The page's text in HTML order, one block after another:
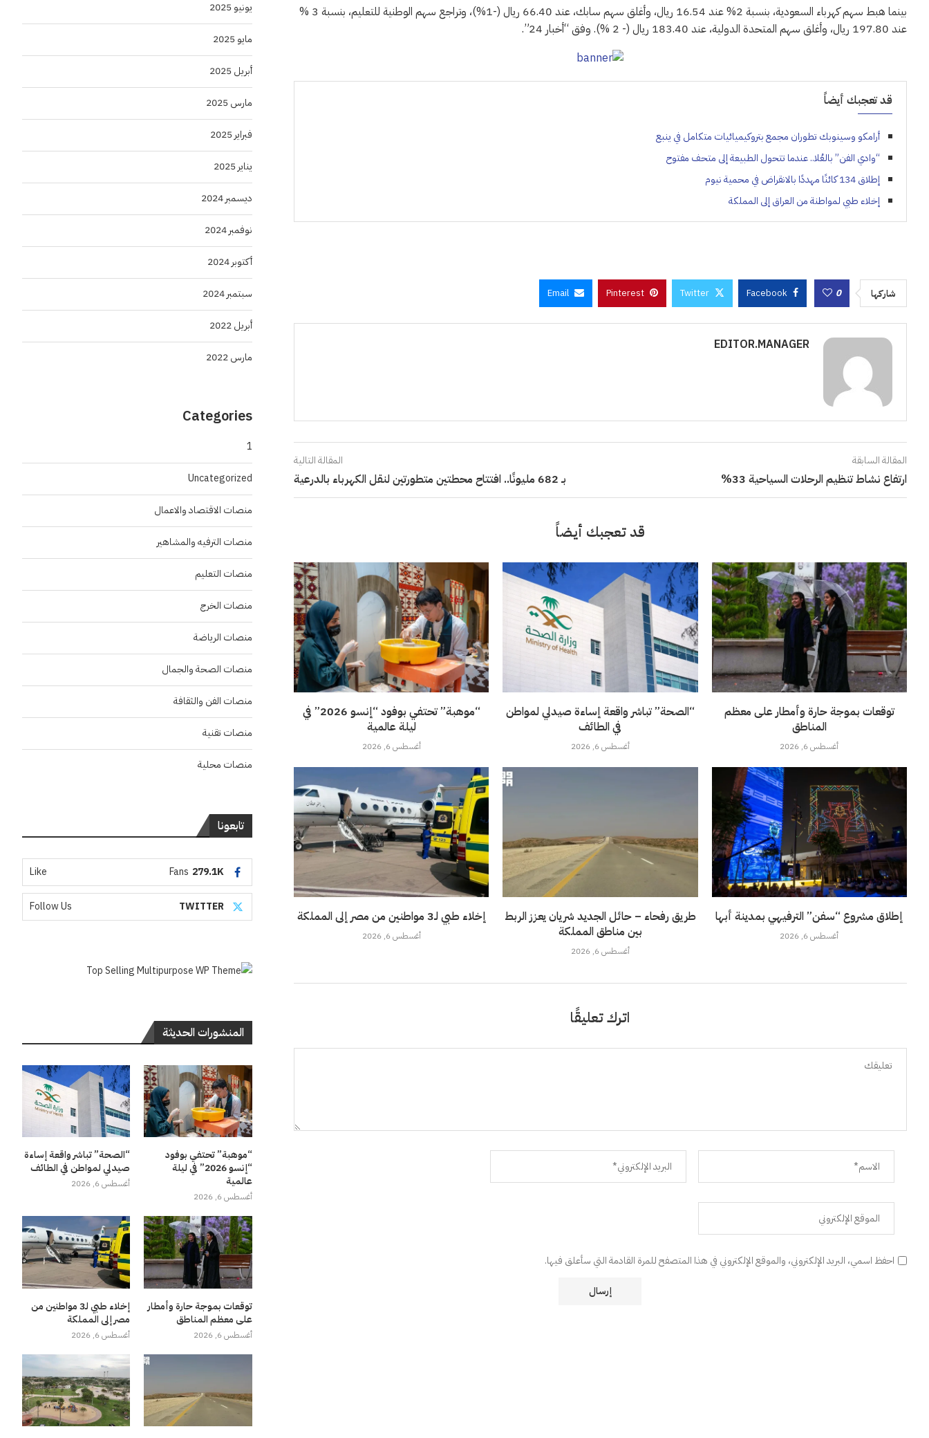
بينما هبط سهم كهرباء السعودية، بنسبة 2% عند 16.54 ريال، وأغلق سهم سابك، عند 66.40 ريال (-1%)، وتراجع سهم الوطنية للتعليم، بنسبة 3 %
عند 197.80 ريال، وأغلق سهم المتحدة الدولية، عند 183.40 ريال (- 2 %). وفق “أخبار 24”.
قد تعجبك أيضاً
أرامكو وسينوبك تطوران مجمع بتروكيميائيات متكامل في ينبع
“وادي الفن” بالعُلا.. عندما تتحول الطبيعة إلى متحف مفتوح
إطلاق 134 كائنًا مهددًا بالانقراض في محمية نيوم
إخلاء طبي لمواطنة من العراق إلى المملكة
شاركها 0
Facebook
Twitter
Pinterest
Email
EDITOR.MANAGER
المقالة السابقة
ارتفاع نشاط تنظيم الرحلات السياحية 33%
المقالة التالية
بـ 682 مليونًا.. افتتاح محطتين متطورتين لنقل الكهرباء بالدرعية
قد تعجبك أيضاً
“موهبة” تحتفي بوفود “إنسو 2026” في
ليلة عالمية
أغسطس 6, 2026
“الصحة” تباشر واقعة إساءة صيدلي لمواطن
في الطائف
أغسطس 6, 2026
توقعات بموجة حارة وأمطار على معظم
المناطق
أغسطس 6, 2026
إخلاء طبي لـ3 مواطنين من مصر إلى المملكة
أغسطس 6, 2026
طريق رفحاء – حائل الجديد شريان يعزز الربط
بين مناطق المملكة
أغسطس 6, 2026
إطلاق مشروع “سفن” الترفيهي بمدينة أبها
أغسطس 6, 2026
اترك تعليقًا
احفظ اسمي، البريد الإلكتروني، والموقع الإلكتروني في هذا المتصفح للمرة القادمة التي سأعلق فيها.
يونيو 2025
مايو 2025
أبريل 2025
مارس 2025
فبراير 2025
يناير 2025
ديسمبر 2024
نوفمبر 2024
أكتوبر 2024
سبتمبر 2024
أبريل 2022
مارس 2022
Categories
1
Uncategorized
منصات الاقتصاد والاعمال
منصات الترفيه والمشاهير
منصات التعليم
منصات الخرج
منصات الرياضة
منصات الصحة والجمال
منصات الفن والثقافة
منصات تقنية
منصات محلية
تابعونا
279.1K
Fans
Like
TWITTER
Follow Us
المنشورات الحديثة
“موهبة” تحتفي بوفود
“إنسو 2026” في ليلة
عالمية
أغسطس 6, 2026
“الصحة” تباشر واقعة إساءة
صيدلي لمواطن في الطائف
أغسطس 6, 2026
توقعات بموجة حارة وأمطار
على معظم المناطق
أغسطس 6, 2026
إخلاء طبي لـ3 مواطنين من
مصر إلى المملكة
أغسطس 6, 2026